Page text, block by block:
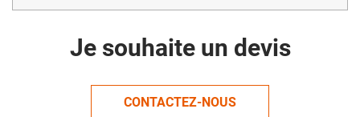
Je souhaite un devis
CONTACTEZ-NOUS